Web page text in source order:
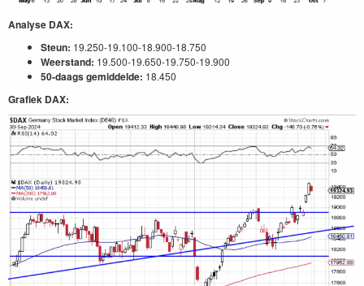
Analyse DAX:
Steun: 19.250-19.100-18.900-18.750
Weerstand: 19.500-19.650-19.750-19.900
50-daags gemiddelde: 18.450
Grafiek DAX: